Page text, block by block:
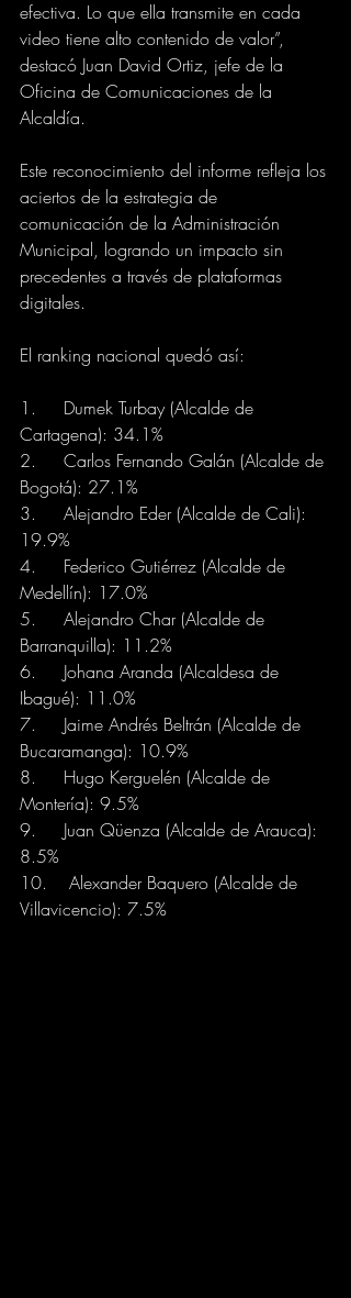
efectiva. Lo que ella transmite en cada
video tiene alto contenido de valor”,
destacó Juan David Ortiz, jefe de la
Oficina de Comunicaciones de la
Alcaldía.
Este reconocimiento del informe refleja los
aciertos de la estrategia de
comunicación de la Administración
Municipal, logrando un impacto sin
precedentes a través de plataformas
digitales.
El ranking nacional quedó así:
1.	Dumek Turbay (Alcalde de
Cartagena): 34.1%
2.	Carlos Fernando Galán (Alcalde de
Bogotá): 27.1%
3.	Alejandro Eder (Alcalde de Cali):
19.9%
4.	Federico Gutiérrez (Alcalde de
Medellín): 17.0%
5.	Alejandro Char (Alcalde de
Barranquilla): 11.2%
6.	Johana Aranda (Alcaldesa de
Ibagué): 11.0%
7.	Jaime Andrés Beltrán (Alcalde de
Bucaramanga): 10.9%
8.	Hugo Kerguelén (Alcalde de
Montería): 9.5%
9.	Juan Qüenza (Alcalde de Arauca):
8.5%
10.	 Alexander Baquero (Alcalde de
Villavicencio): 7.5%